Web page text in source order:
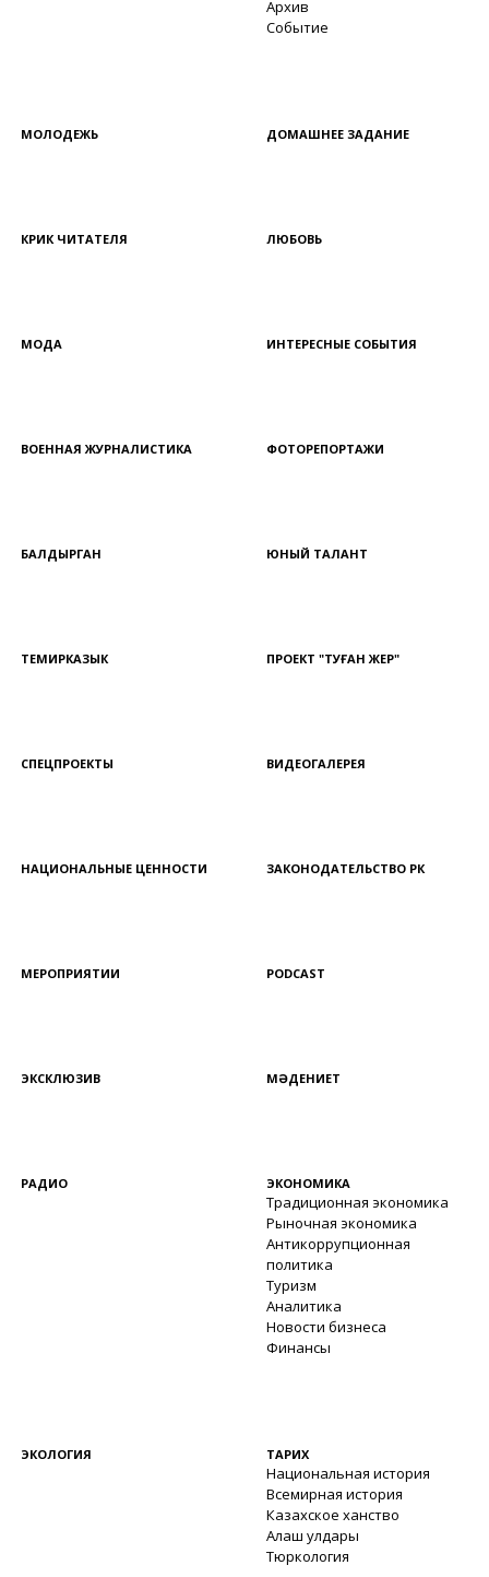
Архив
Событие
МОЛОДЕЖЬ ДОМАШНЕЕ ЗАДАНИЕ
КРИК ЧИТАТЕЛЯ ЛЮБОВЬ
МОДА ИНТЕРЕСНЫЕ СОБЫТИЯ
ВОЕННАЯ ЖУРНАЛИСТИКА ФОТОРЕПОРТАЖИ
БАЛДЫРГАН ЮНЫЙ ТАЛАНТ
ТЕМИРКАЗЫК ПРОЕКТ "ТУҒАН ЖЕР"
СПЕЦПРОЕКТЫ ВИДЕОГАЛЕРЕЯ
НАЦИОНАЛЬНЫЕ ЦЕННОСТИ ЗАКОНОДАТЕЛЬСТВО РК
МЕРОПРИЯТИИ PODCAST
ЭКСКЛЮЗИВ МӘДЕНИЕТ
РАДИО ЭКОНОМИКА
Традиционная экономика
Рыночная экономика
Антикоррупционная
политика
Туризм
Аналитика
Новости бизнеса
Финансы
ЭКОЛОГИЯ ТАРИХ
Национальная история
Всемирная история
Казахское ханство
Алаш улдары
Тюркология